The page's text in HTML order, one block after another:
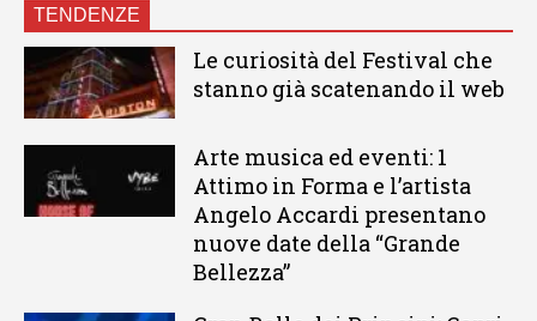
TENDENZE
Le curiosità del Festival che
stanno già scatenando il web
Arte musica ed eventi: 1
Attimo in Forma e l’artista
Angelo Accardi presentano
nuove date della “Grande
Bellezza”